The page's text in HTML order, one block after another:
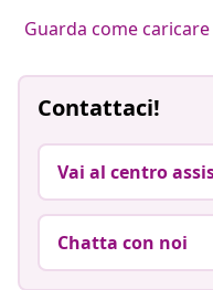
Guarda come
Contattaci!
Vai al centro
Chatta con noi